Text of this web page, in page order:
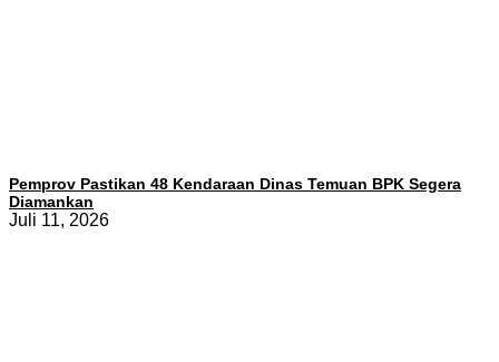
Pemprov Pastikan 48 Kendaraan Dinas Temuan BPK Segera
Diamankan
Juli 11, 2026